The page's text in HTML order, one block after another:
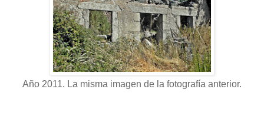
Año 2011. La misma imagen de la fotografía anterior.